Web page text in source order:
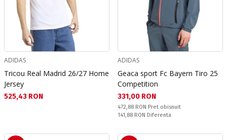
ADIDAS
Tricou Real Madrid 26/27 Home
Jersey
Текуща цена:
525,43 RON
ADIDAS
Geaca sport Fc Bayern Tiro 25
Competition
Текуща цена:
331,00 RON
Pret obisnuit:
472,88 RON Pret obisnuit
Спестявате:
141,88 RON Diferenta